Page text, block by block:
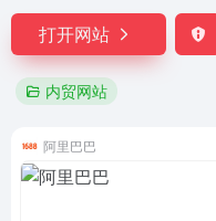
打开网站
内贸网站
阿里巴巴